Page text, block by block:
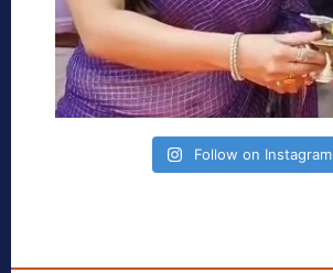
Follow on Instagram